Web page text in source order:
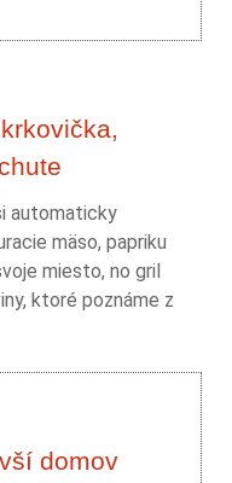
automaticky
mäso, papriku
miesto, no gril
ktoré poznáme z
domov